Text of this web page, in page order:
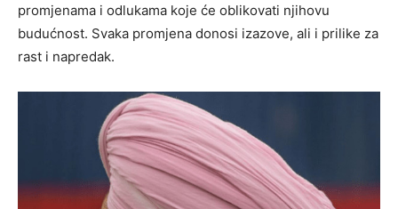
promjenama i odlukama koje će oblikovati njihovu
budućnost. Svaka promjena donosi izazove, ali i prilike za
rast i napredak.